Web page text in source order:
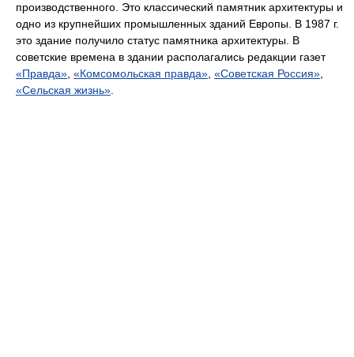
производственного. Это классический памятник архитектуры и
одно из крупнейших промышленных зданий Европы. В 1987 г.
это здание получило статус памятника архитектуры. В
советские времена в здании располагались редакции газет
«Правда» «Комсомольская правда» «Советская Россия»
«Сельская жизнь»